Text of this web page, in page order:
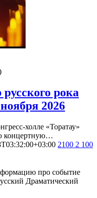
рока
2026
холле «Торатау»
концертную…
2100 2 100
про событие
Драматический